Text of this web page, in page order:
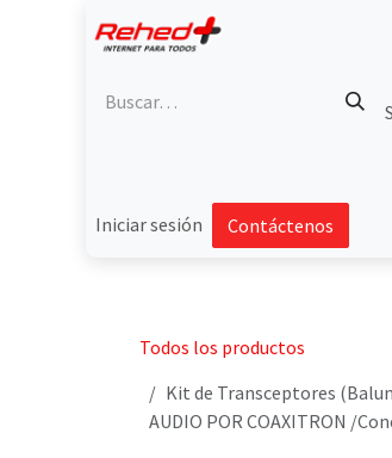
Iniciar sesión Contáctenos
Todos los productos
Kit de Transceptores
AUDIO POR COAXITRON /